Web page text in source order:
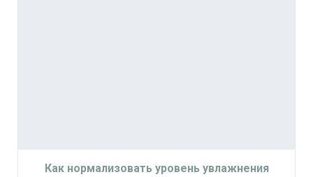
Как нормализовать уровень увлажнения